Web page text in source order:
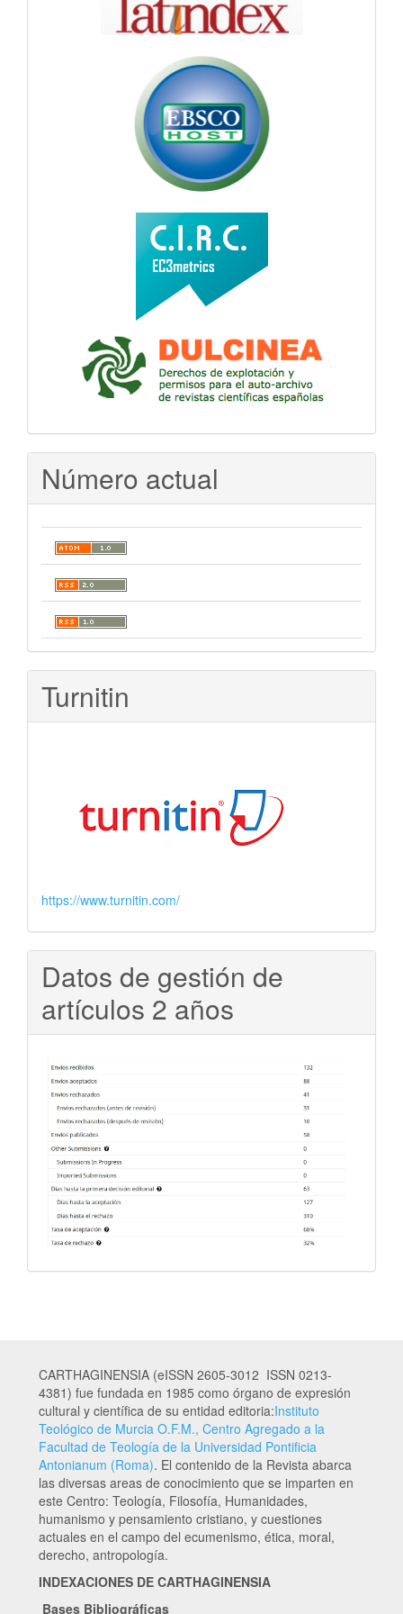
Número actual
Turnitin
https://www.turnitin.com/
Datos de gestión de
artículos 2 años
CARTHAGINENSIA (eISSN 2605-3012 ISSN 0213-
4381) fue fundada en 1985 como órgano de expresión
cultural y científica de su entidad editoria:Instituto
Teológico de Murcia O.F.M., Centro Agregado a la
Facultad de Teología de la Universidad Pontificia
Antonianum (Roma). El contenido de la Revista abarca
las diversas areas de conocimiento que se imparten en
este Centro: Teología, Filosofía, Humanidades,
humanismo y pensamiento cristiano, y cuestiones
actuales en el campo del ecumenismo, ética, moral,
derecho, antropología.
INDEXACIONES DE CARTHAGINENSIA
Bases Bibliográficas